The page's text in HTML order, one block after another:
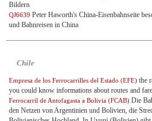
Bildern
QJ6639 Peter Haworth's China-Eisenbahnseite
und Bahnreisen in China
Chile
Empresa de los Ferrocarrilles del Estado (EFE) the
you could know informations about routes and
Ferrocarril de Antofagasta a Bolivia (FCAB) Die
den Netzen von Argentinien und Bolivien, die